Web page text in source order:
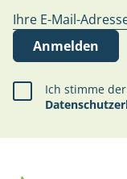
Anmelden
Ich stimme